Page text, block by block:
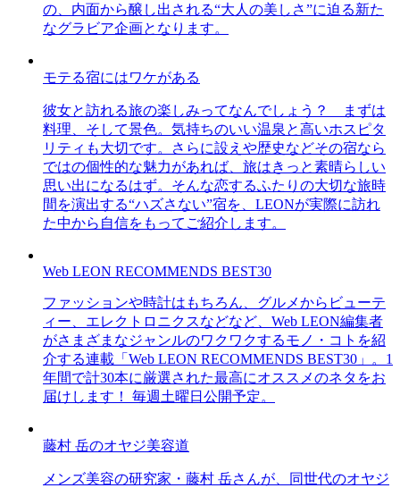
の、内面から醸し出される“大人の美しさ”に迫る新た
なグラビア企画となります。
モテる宿にはワケがある
彼女と訪れる旅の楽しみってなんでしょう？ まずは
料理、そして景色。気持ちのいい温泉と高いホスピタ
リティも大切です。さらに設えや歴史などその宿なら
ではの個性的な魅力があれば、旅はきっと素晴らしい
思い出になるはず。そんな恋するふたりの大切な旅時
間を演出する“ハズさない”宿を、LEONが実際に訪れ
た中から自信をもってご紹介します。
Web LEON RECOMMENDS BEST30
ファッションや時計はもちろん、グルメからビューテ
ィー、エレクトロニクスなどなど、Web LEON編集者
がさまざまなジャンルのワクワクするモノ・コトを紹
介する連載「Web LEON RECOMMENDS BEST30」。1
年間で計30本に厳選された最高にオススメのネタをお
届けします！ 毎週土曜日公開予定。
藤村 岳のオヤジ美容道
メンズ美容の研究家・藤村 岳さんが、同世代のオヤジ